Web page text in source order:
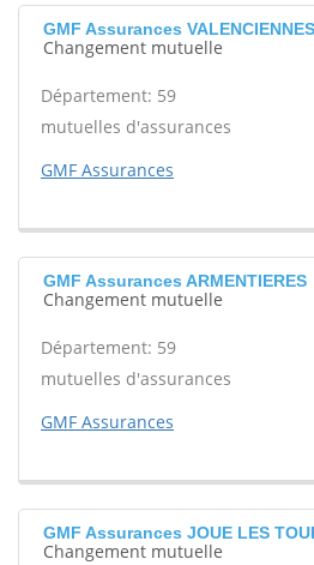
GMF Assurances VALENCIENNES
Changement mutuelle
Département: 59
mutuelles d'assurances
GMF Assurances
GMF Assurances ARMENTIERES
Changement mutuelle
Département: 59
mutuelles d'assurances
GMF Assurances
GMF Assurances JOUE LES
Changement mutuelle